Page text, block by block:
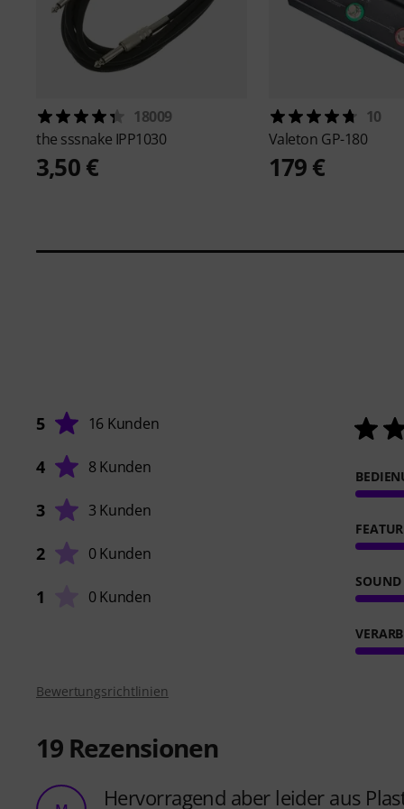
18009
the sssnake IPP1030
3,50 €
10
Valeton GP-180
179 €
5 16 Kunden
4 8 Kunden
3 3 Kunden
2 0 Kunden
1 0 Kunden
SOUND
Bewertungsrichtlinien
19 Rezensionen
Hervorragend aber leider aus